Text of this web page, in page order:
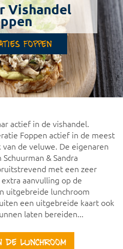
Vishandel
Foppen
actief in de vishandel.
Foppen actief in de meest
de veluwe. De eigenaren
& Sandra
met een zeer
aanvulling op de
uitgebreide lunchroom
een uitgebreide kaart ook
laten bereiden...
de lunchroom